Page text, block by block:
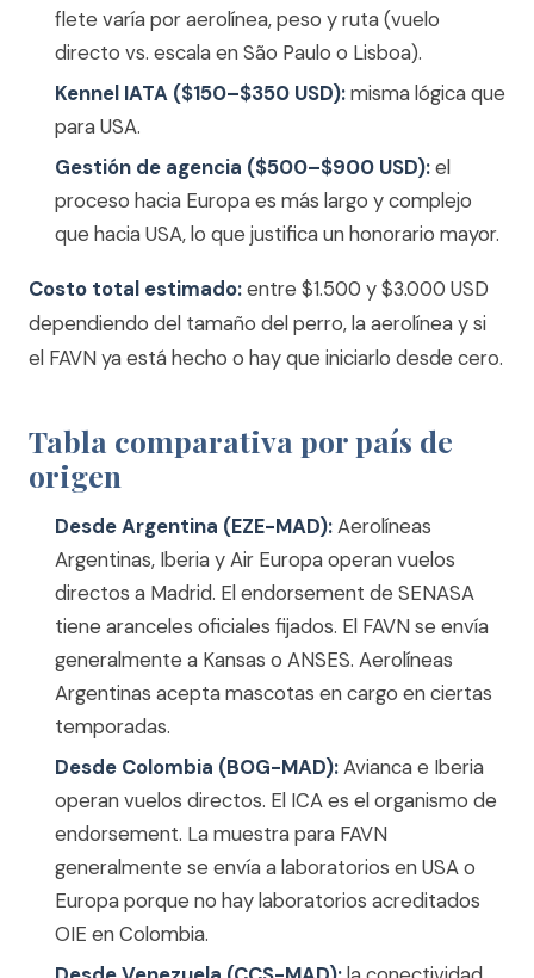
flete varía por aerolínea, peso y ruta (vuelo
directo vs. escala en São Paulo o Lisboa).
Kennel IATA ($150–$350 USD):misma lógica que
para USA.
Gestión de agencia ($500–$900 USD):el
proceso hacia Europa es más largo y complejo
que hacia USA, lo que justifica un honorario mayor.
Costo total estimado:entre $1.500 y $3.000 USD
dependiendo del tamaño del perro, la aerolínea y si
el FAVN ya está hecho o hay que iniciarlo desde cero.
Tabla comparativa por país de
origen
Desde Argentina (EZE-MAD):Aerolíneas
Argentinas, Iberia y Air Europa operan vuelos
directos a Madrid. El endorsement de SENASA
tiene aranceles oficiales fijados. El FAVN se envía
generalmente a Kansas o ANSES. Aerolíneas
Argentinas acepta mascotas en cargo en ciertas
temporadas.
Desde Colombia (BOG-MAD):Avianca e Iberia
operan vuelos directos. El ICA es el organismo de
endorsement. La muestra para FAVN
generalmente se envía a laboratorios en USA o
Europa porque no hay laboratorios acreditados
OIE en Colombia.